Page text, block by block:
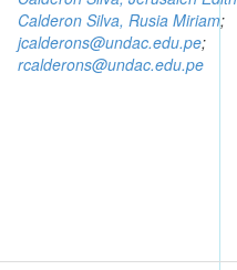
Calderon Silva, Rusia Miriam;
jcalderons@undac.edu.pe;
rcalderons@undac.edu.pe